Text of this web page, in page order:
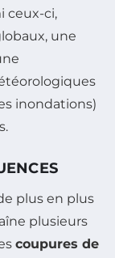
ceux-ci,
une
inondations)
plus en plus
plusieurs
coupures de